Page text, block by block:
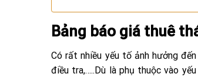
Bảng báo giá thuê
Có rất nhiều yếu tố ảnh hưởng đến
điều tra,…..Dù là phụ thuộc vào